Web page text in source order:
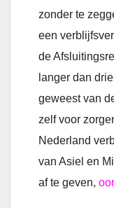
zonder te
een
de
langer dan
geweest van
zelf voor
Nederland
van Asiel en
af te geven,